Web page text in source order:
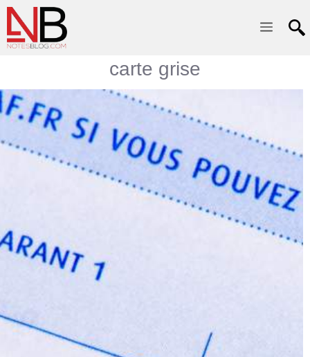
Menu
carte grise